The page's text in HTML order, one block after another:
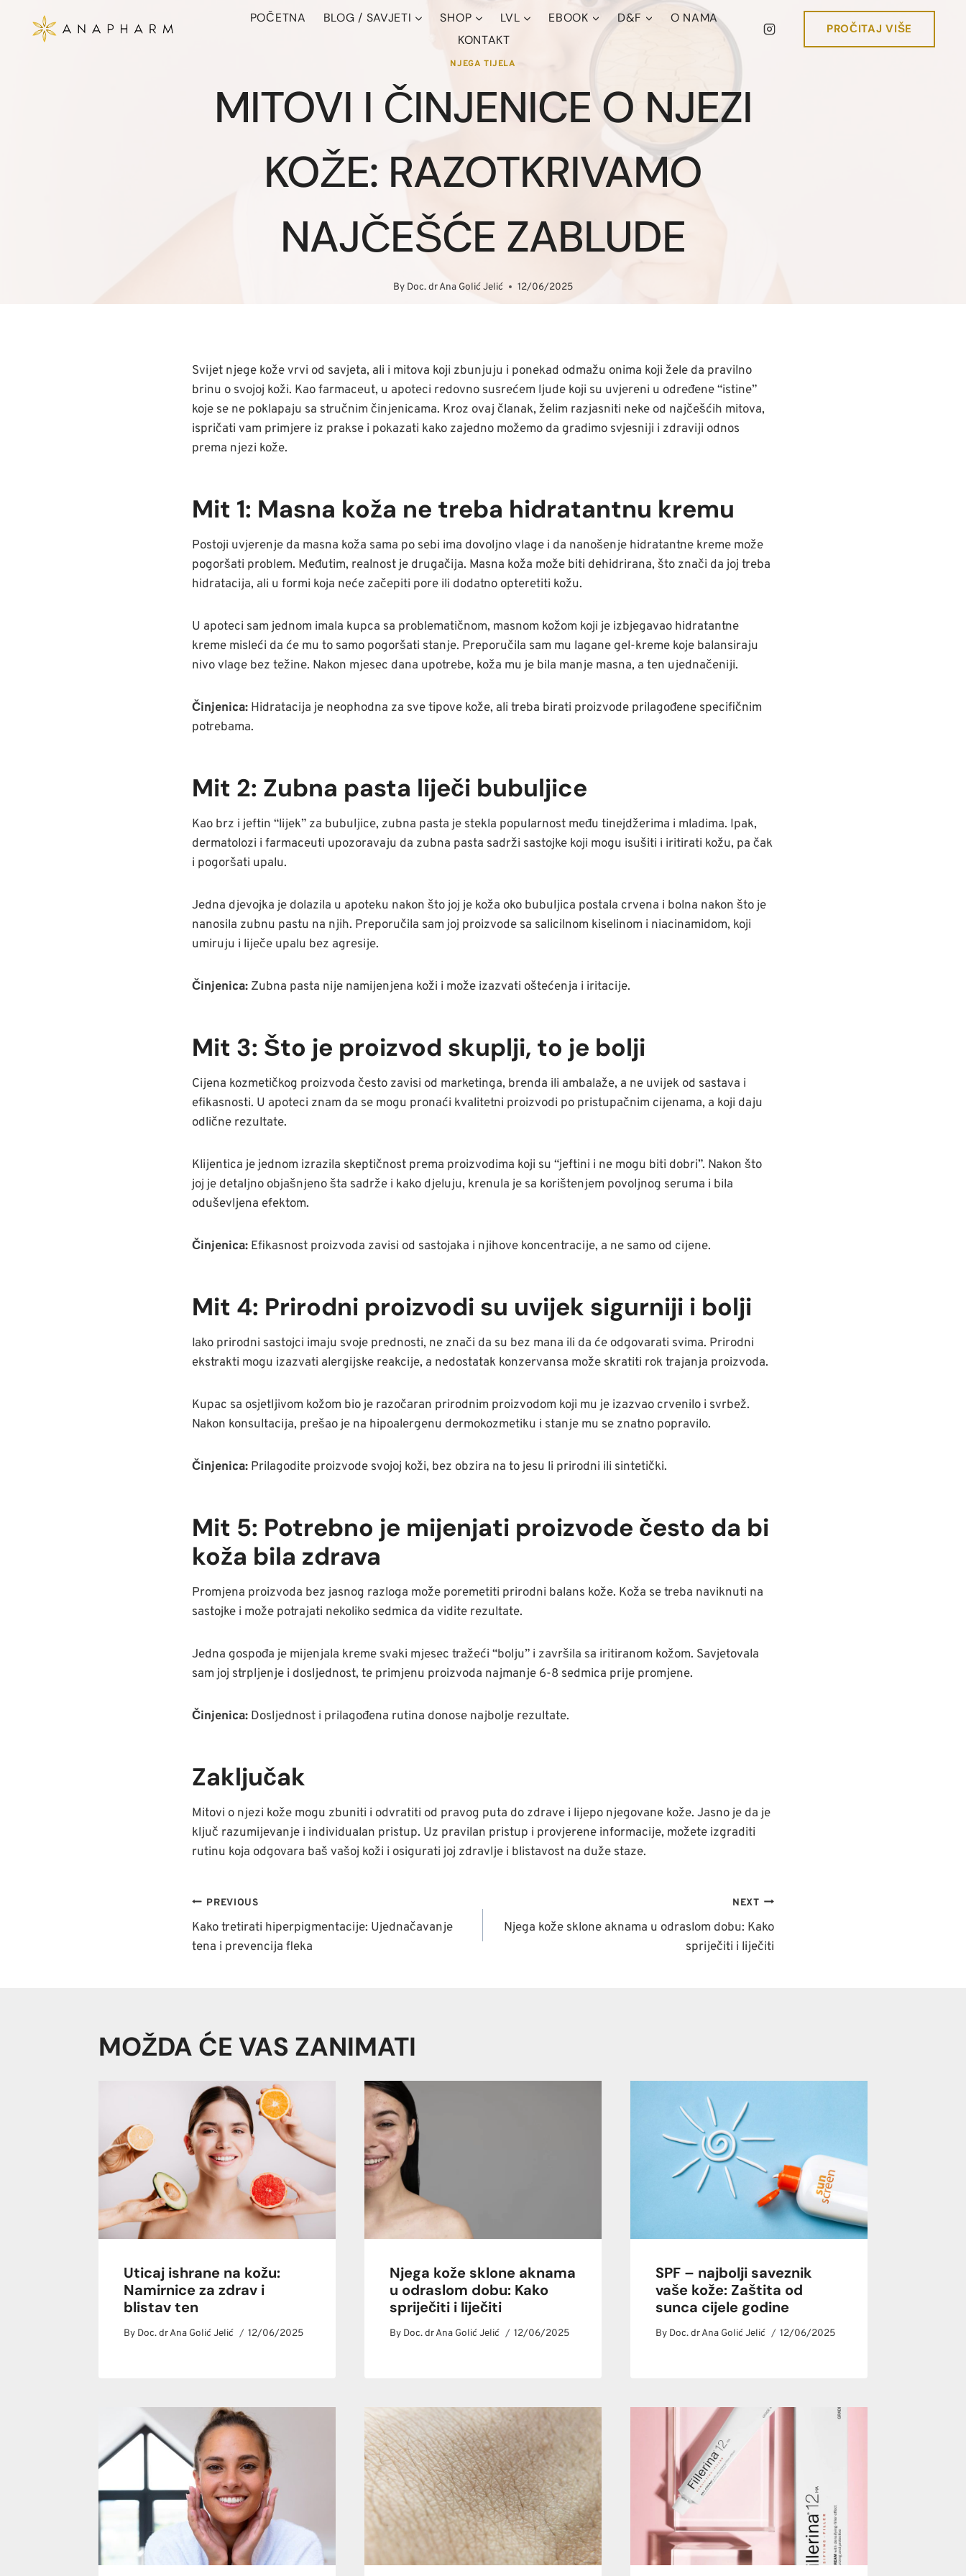
POČETNA BLOG / SAVJETI SHOP LVL EBOOK D&F
O NAMA
KONTAKT
PROČITAJ VIŠE
NJEGA TIJELA
MITOVI I ČINJENICE O NJEZI
KOŽE: RAZOTKRIVAMO
NAJČEŠĆE ZABLUDE
By Doc. dr Ana Golić Jelić 12/06/2025
Svijet njege kože vrvi od savjeta, ali i mitova koji zbunjuju i ponekad odmažu onima koji žele da pravilno
brinu o svojoj koži. Kao farmaceut, u apoteci redovno susrećem ljude koji su uvjereni u određene “istine”
koje se ne poklapaju sa stručnim činjenicama. Kroz ovaj članak, želim razjasniti neke od najčešćih mitova,
ispričati vam primjere iz prakse i pokazati kako zajedno možemo da gradimo svjesniji i zdraviji odnos
prema njezi kože.
Mit 1: Masna koža ne treba hidratantnu kremu
Postoji uvjerenje da masna koža sama po sebi ima dovoljno vlage i da nanošenje hidratantne kreme može
pogoršati problem. Međutim, realnost je drugačija. Masna koža može biti dehidrirana, što znači da joj treba
hidratacija, ali u formi koja neće začepiti pore ili dodatno opteretiti kožu.
U apoteci sam jednom imala kupca sa problematičnom, masnom kožom koji je izbjegavao hidratantne
kreme misleći da će mu to samo pogoršati stanje. Preporučila sam mu lagane gel-kreme koje balansiraju
nivo vlage bez težine. Nakon mjesec dana upotrebe, koža mu je bila manje masna, a ten ujednačeniji.
Činjenica: Hidratacija je neophodna za sve tipove kože, ali treba birati proizvode prilagođene specifičnim
potrebama.
Mit 2: Zubna pasta liječi bubuljice
Kao brz i jeftin “lijek” za bubuljice, zubna pasta je stekla popularnost među tinejdžerima i mladima. Ipak,
dermatolozi i farmaceuti upozoravaju da zubna pasta sadrži sastojke koji mogu isušiti i iritirati kožu, pa čak
i pogoršati upalu.
Jedna djevojka je dolazila u apoteku nakon što joj je koža oko bubuljica postala crvena i bolna nakon što je
nanosila zubnu pastu na njih. Preporučila sam joj proizvode sa salicilnom kiselinom i niacinamidom, koji
umiruju i liječe upalu bez agresije.
Činjenica: Zubna pasta nije namijenjena koži i može izazvati oštećenja i iritacije.
Mit 3: Što je proizvod skuplji, to je bolji
Cijena kozmetičkog proizvoda često zavisi od marketinga, brenda ili ambalaže, a ne uvijek od sastava i
efikasnosti. U apoteci znam da se mogu pronaći kvalitetni proizvodi po pristupačnim cijenama, a koji daju
odlične rezultate.
Klijentica je jednom izrazila skeptičnost prema proizvodima koji su “jeftini i ne mogu biti dobri”. Nakon što
joj je detaljno objašnjeno šta sadrže i kako djeluju, krenula je sa korištenjem povoljnog seruma i bila
oduševljena efektom.
Činjenica: Efikasnost proizvoda zavisi od sastojaka i njihove koncentracije, a ne samo od cijene.
Mit 4: Prirodni proizvodi su uvijek sigurniji i bolji
Iako prirodni sastojci imaju svoje prednosti, ne znači da su bez mana ili da će odgovarati svima. Prirodni
ekstrakti mogu izazvati alergijske reakcije, a nedostatak konzervansa može skratiti rok trajanja proizvoda.
Kupac sa osjetljivom kožom bio je razočaran prirodnim proizvodom koji mu je izazvao crvenilo i svrbež.
Nakon konsultacija, prešao je na hipoalergenu dermokozmetiku i stanje mu se znatno popravilo.
Činjenica: Prilagodite proizvode svojoj koži, bez obzira na to jesu li prirodni ili sintetički.
Mit 5: Potrebno je mijenjati proizvode često da bi
koža bila zdrava
Promjena proizvoda bez jasnog razloga može poremetiti prirodni balans kože. Koža se treba naviknuti na
sastojke i može potrajati nekoliko sedmica da vidite rezultate.
Jedna gospođa je mijenjala kreme svaki mjesec tražeći “bolju” i završila sa iritiranom kožom. Savjetovala
sam joj strpljenje i dosljednost, te primjenu proizvoda najmanje 6-8 sedmica prije promjene.
Činjenica: Dosljednost i prilagođena rutina donose najbolje rezultate.
Zaključak
Mitovi o njezi kože mogu zbuniti i odvratiti od pravog puta do zdrave i lijepo njegovane kože. Jasno je da je
ključ razumijevanje i individualan pristup. Uz pravilan pristup i provjerene informacije, možete izgraditi
rutinu koja odgovara baš vašoj koži i osigurati joj zdravlje i blistavost na duže staze.
NAVIGACIJA
ČLANAKA
PREVIOUS
Kako tretirati hiperpigmentacije: Ujednačavanje
tena i prevencija fleka
NEXT
Njega kože sklone aknama u odraslom dobu: Kako
spriječiti i liječiti
MOŽDA ĆE VAS ZANIMATI
Uticaj ishrane na kožu:
Namirnice za zdrav i
blistav ten
By Doc. dr Ana Golić Jelić 12/06/2025
Njega kože sklone aknama
u odraslom dobu: Kako
spriječiti i liječiti
By Doc. dr Ana Golić Jelić 12/06/2025
SPF – najbolji saveznik
vaše kože: Zaštita od
sunca cijele godine
By Doc. dr Ana Golić Jelić 12/06/2025